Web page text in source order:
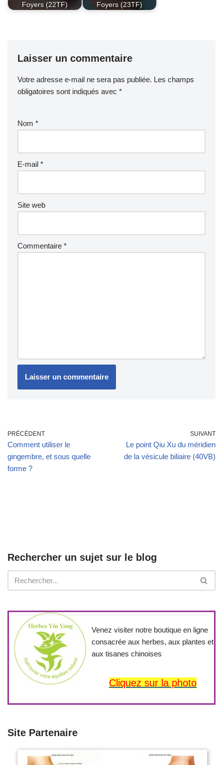
Foyers (22TF)
Foyers (23TF)
Laisser un commentaire
Votre adresse e-mail ne sera pas publiée. Les champs
obligatoires sont indiqués avec *
Nom *
E-mail *
Site web
Commentaire *
PRÉCÉDENT
Comment utiliser le
gingembre, et sous quelle
forme ?
SUIVANT
Le point Qiu Xu du méridien
de la vésicule biliaire (40VB)
Rechercher un sujet sur le blog
Venez visiter notre boutique en ligne
consacrée aux herbes, aux plantes et
aux tisanes chinoises
Cliquez sur la photo
Site Partenaire